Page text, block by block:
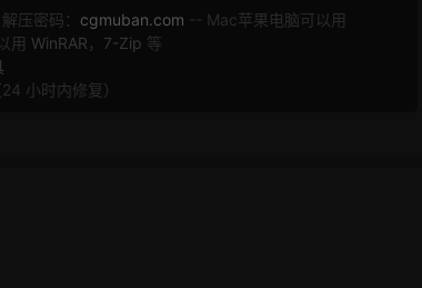
压密码： cgmuban.com -- Mac苹果电脑可以用
用 WinRAR ， 7-Zip 等
24 小时内修复）